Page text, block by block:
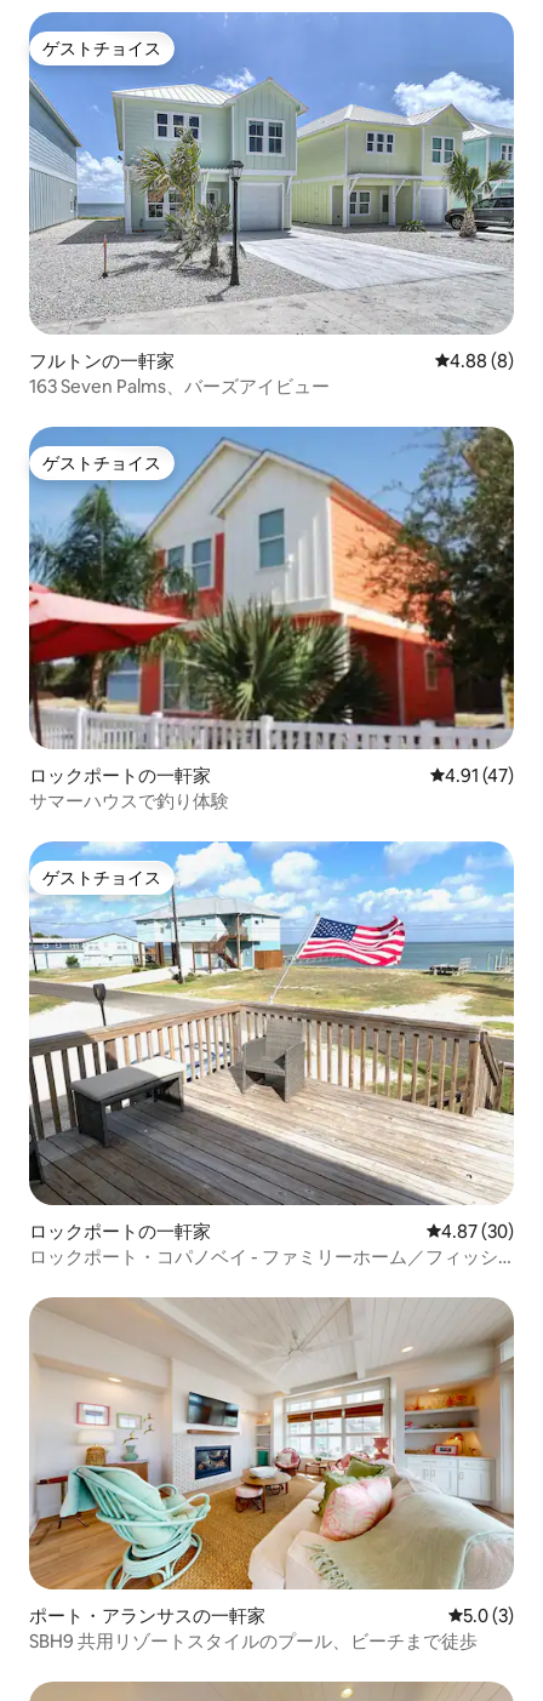
ゲストチョイス
ゲストチョイス
フルトンの一軒家 レビュー8件
4.88 (8)
163 Seven Palms、バーズアイビュー
ゲストチョイス
ゲストチョイス
ロックポートの一軒家 レビュー47
4.91 (47)
サマーハウスで釣り体験
ゲストチョイス
ゲストチョイス
ロックポートの一軒家 レビュー30
4.87 (30)
ロックポート・コパノベイ - ファミリーホーム／フィッシ
ポート・アランサスの一軒家 レビュー3
5.0 (3)
SBH9 共用リゾートスタイルのプール、ビーチまで徒歩